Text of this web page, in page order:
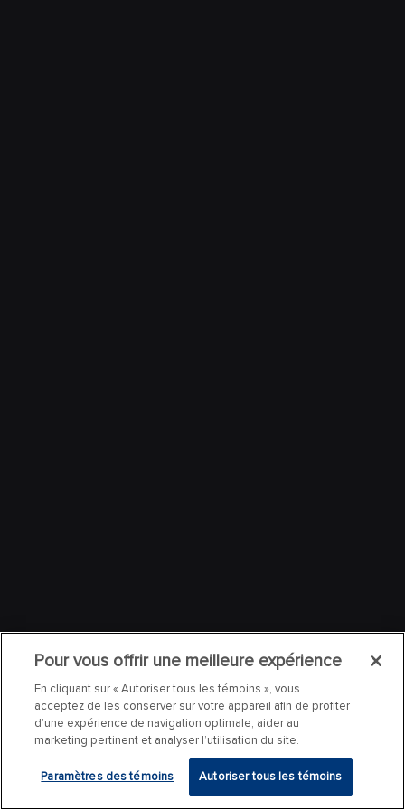
Pour vous offrir une meilleure expérience
En cliquant sur « Autoriser tous les témoins », vous
acceptez de les conserver sur votre appareil afin de profiter
d’une expérience de navigation optimale, aider au
marketing pertinent et analyser l’utilisation du site.
Paramètres des témoins Autoriser tous les témoins